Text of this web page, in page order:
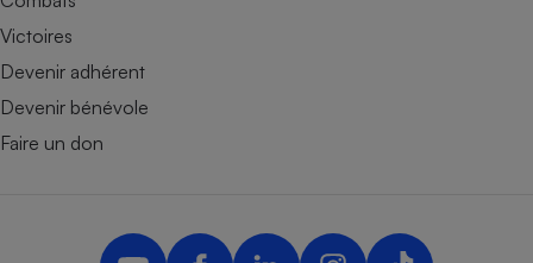
Victoires
Devenir adhérent
Devenir bénévole
Faire un don